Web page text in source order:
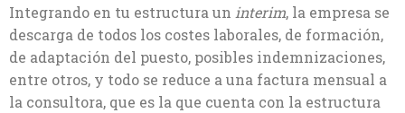
Integrando en tu estructura un interim, la empresa se
descarga de todos los costes laborales, de formación,
de adaptación del puesto, posibles indemnizaciones,
entre otros, y todo se reduce a una factura mensual a
la consultora, que es la que cuenta con la estructura